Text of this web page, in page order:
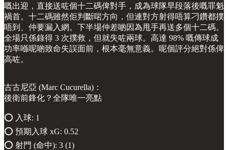
嘅出迎，直接送咗個十二碼俾對手，成為球隊早段落後嘅罪魁
禍首。十二碼雖然佢判斷啱方向，但連對方射得唔算刁鑽都撲
唔到、仲要漏入網。下半場仲差啲因為甩手再送多個十二碼。
全場只係錄得 3 次撲救，但就失咗兩球。高達 98% 嘅傳球成
功率喺呢啲致命失誤面前，根本毫無意義。呢個評分絕對係俾
高咗。
古古尼亞 (Marc Cucurella)：
後衛前鋒化？全隊唯一亮點
⭕️ 入球: 1
⭕️ 預期入球 xG: 0.52
⭕️ 射門 (命中): 3 (1)